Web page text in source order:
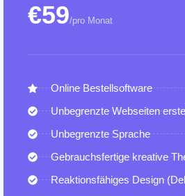
€59/pro Monat
Online Bestellsoftware​
Unbegrenzte Webseiten
Unbegrenzte Sprache
Gebrauchsfertige kreative
Reaktionsfähiges Design